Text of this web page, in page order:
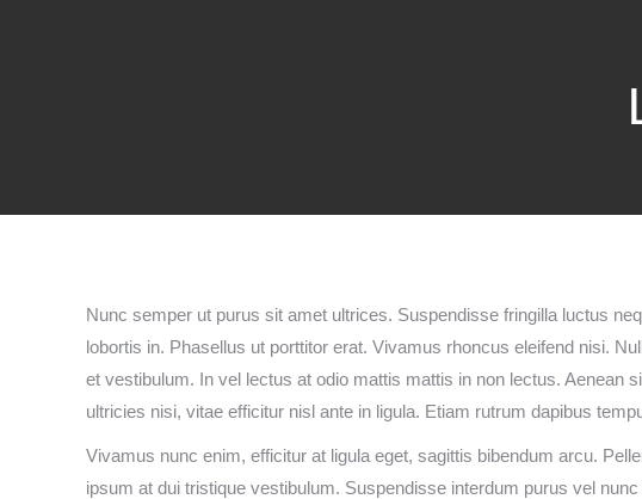
Nunc semper ut purus sit amet ultrices. Suspendisse fringilla luctus
lobortis in. Phasellus ut porttitor erat. Vivamus rhoncus eleifend nisi.
et vestibulum. In vel lectus at odio mattis mattis in non lectus. Aenean
ultricies nisi, vitae efficitur nisl ante in ligula. Etiam rutrum dapibus
Vivamus nunc enim, efficitur at ligula eget, sagittis bibendum arcu.
ipsum at dui tristique vestibulum. Suspendisse interdum purus vel